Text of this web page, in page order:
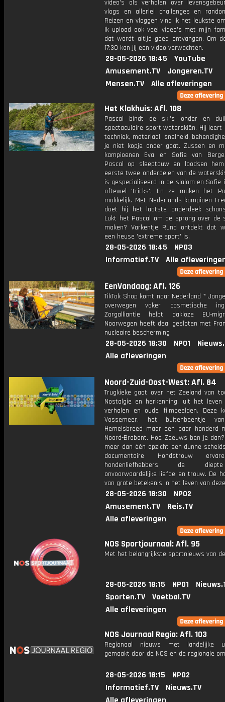
video's als verhalen over
vlogs en allerlei challenges en
Reizen en vloggen vind ik het leukste
Ik upload ook veel video's met mijn
dat wordt altijd goed ontvangen. Om
17:30 kan jij een video verwachten.
28-05-2026 18:45
YouTube
Amusement.TV
Jongeren.TV
Mensen.TV
Alle afleveringen
Het Klokhuis: Afl. 108
Pascal bindt de ski's onder en
spectaculaire sport waterskiën. Hij leert
techniek, materiaal, snelheid,
je niet kopje onder gaat. Zussen en
kampioenen Eva en Sofie van
Pascal op sleeptouw en loodsen
eerste twee onderdelen van de
is gespecialiseerd in de slalom en Sofie
oftewel 'tricks'. En ze maken het
makkelijk. Met Nederlands kampioen
doet hij het laatste onderdeel:
Lukt het Pascal om de sprong over de
maken? Varkentje Rund ontdekt dat
een heuse 'extreme sport' is.
28-05-2026 18:45
NPO3
Informatief.TV
Alle
EenVandaag: Afl. 126
TikTok Shop komt naar Nederland *
overwegen vaker cosmetische
Zorgalliantie helpt dakloze EU-
Noorwegen heeft deal gesloten met
nucleaire bescherming
28-05-2026 18:30 NPO1
Alle afleveringen
Noord-Zuid-Oost-West: Afl. 84
Trugkieke gaat over het Zeeland van
Nostalgie en herkenning, uit het leven
verhalen en oude filmbeelden. Deze
Vossemeer, het buitenbeentje
Hemelsbreed maar een paar honderd
Noord-Brabant. Hoe Zeeuws ben je
meer dan één opzicht een dunne
documentaire Hondstrouw
hondenliefhebbers de
onvoorwaardelijke liefde en trouw. De
van grote betekenis in het leven van
28-05-2026 18:30
NPO2
Amusement.TV
Reis.TV
Alle afleveringen
NOS Sportjournaal: Afl. 95
Met het belangrijkste sportnieuws van
28-05-2026 18:15 NPO1
Sporten.TV
Voetbal.TV
Alle afleveringen
NOS Journaal Regio: Afl. 103
Regionaal nieuws met landelijke
gemaakt door de NOS en de regionale
28-05-2026 18:15
NPO2
Informatief.TV
Nieuws.TV